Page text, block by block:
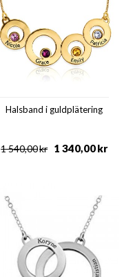
Halsband i guldplätering
kr
1 540,00 kr
1 340,00